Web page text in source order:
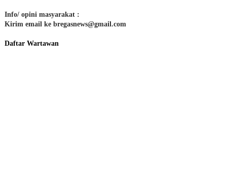
Info/ opini masyarakat :
Kirim email ke bregasnews@gmail.com
Daftar Wartawan